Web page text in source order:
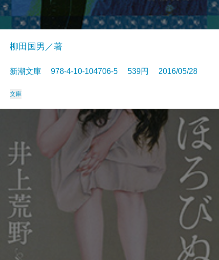
柳田国男／著
新潮文庫 978-4-10-104706-5 539円 2016/05/28
文庫